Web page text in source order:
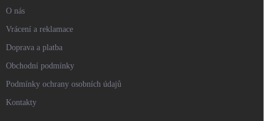
O nás
Vrácení a reklamace
Doprava a platba
Obchodní podmínky
Podmínky ochrany osobních údajů
Kontakty